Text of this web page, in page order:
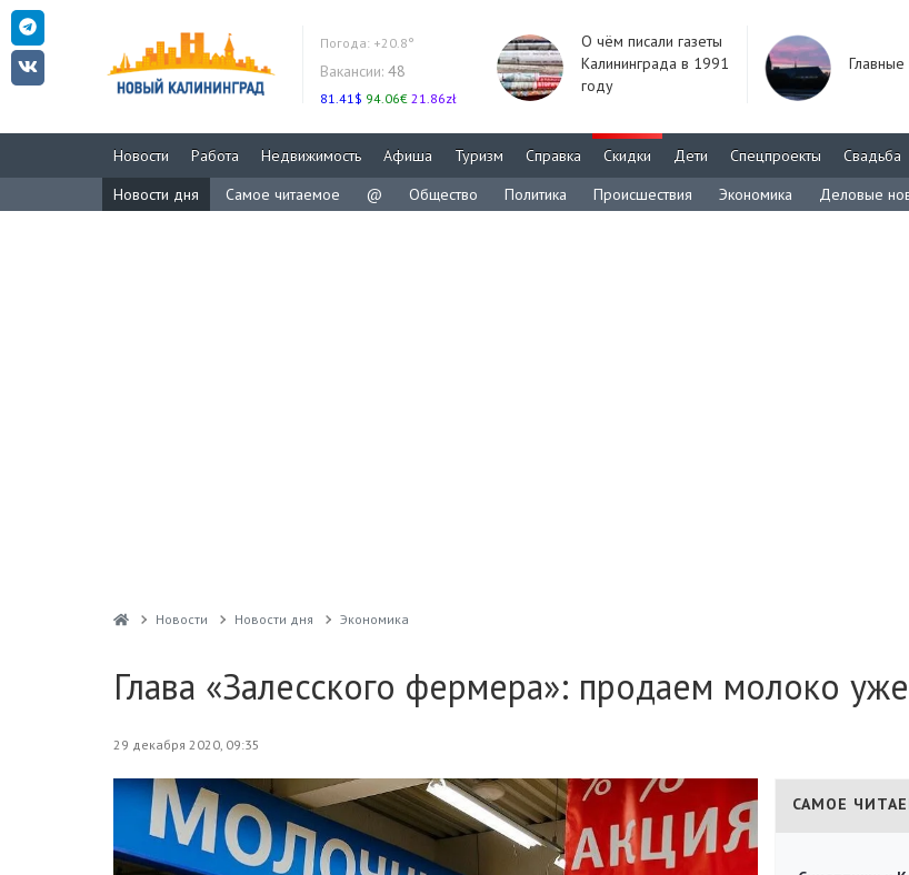
Погода: +20.8°
Вакансии: 48
81.41$ 94.06€ 21.86zł
О чём писали газеты
Калининграда в 1991
году
Главные
Новости Работа Недвижимость Афиша Туризм Справка Скидки Дети Спецпроекты Свадьба
Новости дня
Самое читаемое @ Общество Политика Происшествия Экономика Деловые
Новости Новости дня Экономика
Глава «Залесского фермера»: продаем молоко
29 декабря 2020, 09:35
САМОЕ